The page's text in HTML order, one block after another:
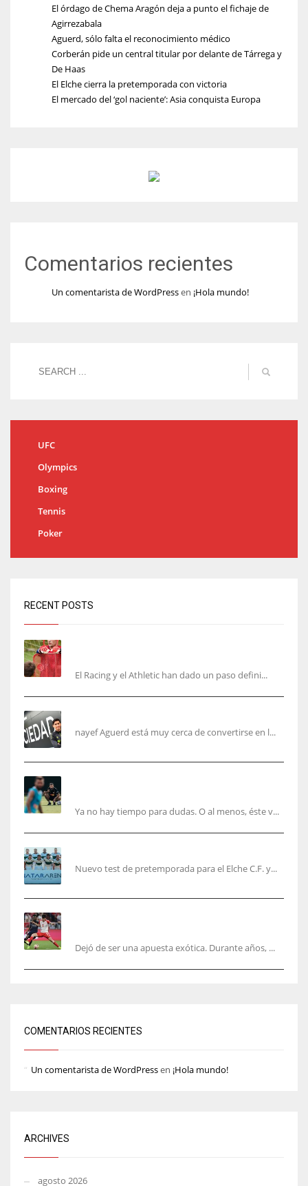
El órdago de Chema Aragón deja a punto el fichaje de
Agirrezabala
Aguerd, sólo falta el reconocimiento médico
Corberán pide un central titular por delante de Tárrega y
De Haas
El Elche cierra la pretemporada con victoria
El mercado del ‘gol naciente’: Asia conquista Europa
Comentarios recientes
Un comentarista de WordPressen ¡Hola mundo!
UFC
Olympics
Boxing
Tennis
Poker
RECENT POSTS
El Racing y el Athletic han dado un paso defini...
nayef Aguerd está muy cerca de convertirse en l...
Ya no hay tiempo para dudas. O al menos, éste v...
Nuevo test de pretemporada para el Elche C.F. y...
Dejó de ser una apuesta exótica. Durante años, ...
COMENTARIOS RECIENTES
Un comentarista de WordPressen ¡Hola mundo!
ARCHIVES
agosto 2026